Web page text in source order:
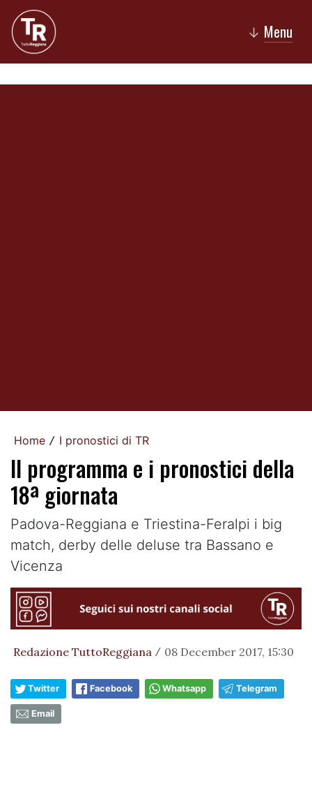
↓ Menu
Home / I pronostici di TR
Il programma e i pronostici della
18ª giornata
Padova-Reggiana e Triestina-Feralpi i big
match, derby delle deluse tra Bassano e
Vicenza
Redazione TuttoReggiana / 08 December 2017, 15:30
Twitter Facebook Whatsapp Telegram
Email